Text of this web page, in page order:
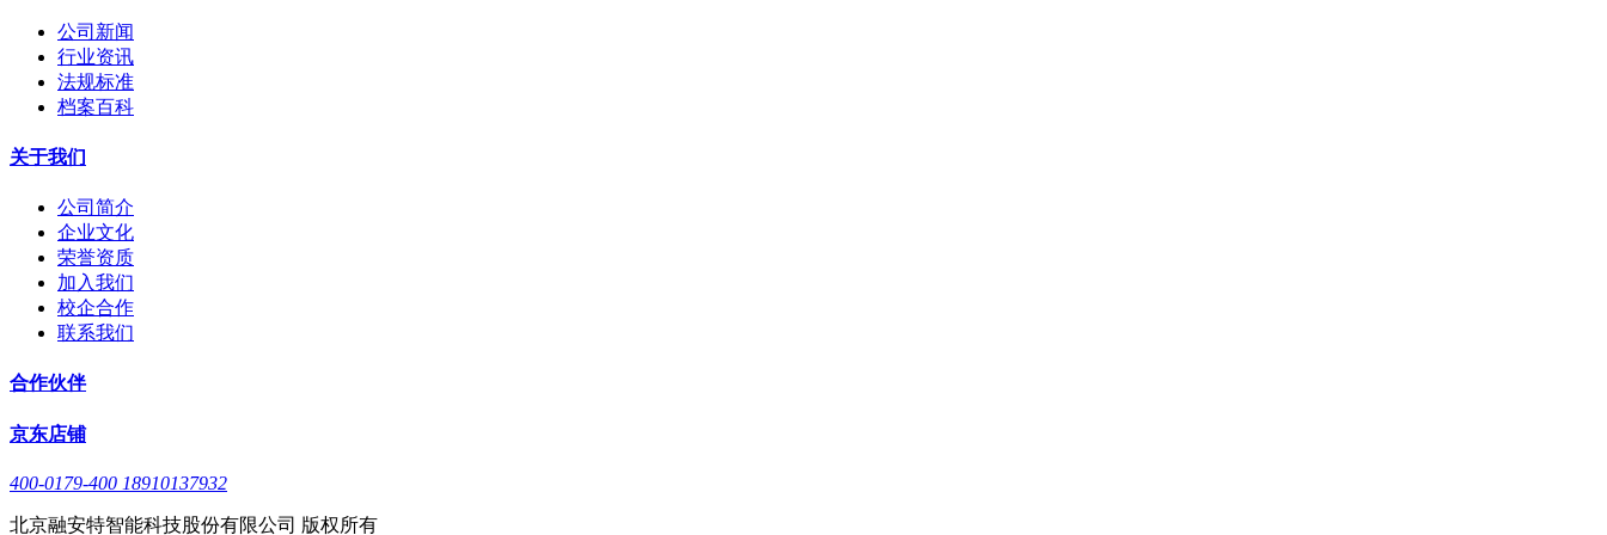
公司新闻
行业资讯
法规标准
档案百科
关于我们
公司简介
企业文化
荣誉资质
加入我们
校企合作
联系我们
合作伙伴
京东店铺
400-0179-400 18910137932
北京融安特智能科技股份有限公司 版权所有